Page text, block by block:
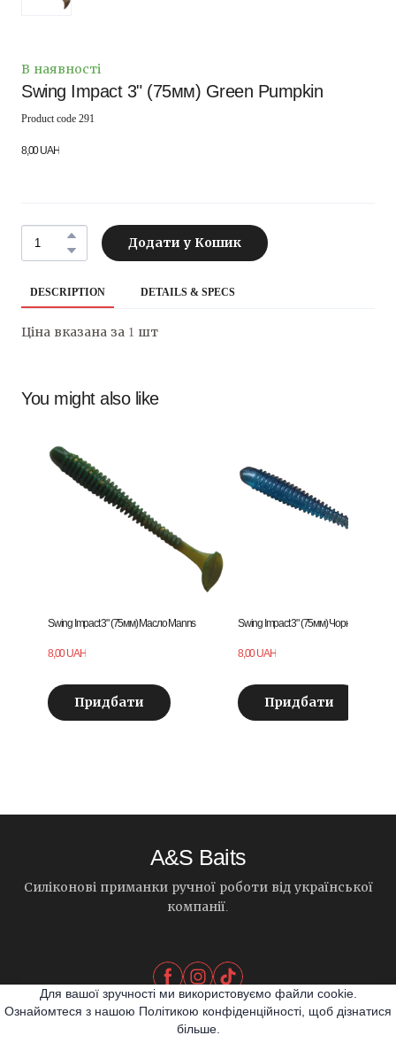
В наявності
Swing Impact 3" (75мм) Green Pumpkin
Product code 291
8,00 UAH
Додати у Кошик
DESCRIPTION DETAILS & SPECS
Ціна вказана за 1 шт
You might also like
Swing Impact 3" (75мм) Масло Manns
8,00 UAH
Придбати
Swing Impact 3" (75мм) Чорниця
8,00 UAH
Придбати
A&S Baits
Силіконові приманки ручної роботи від української
компанії.
Для вашої зручності ми використовуємо файли cookie.
Ознайомтеся з нашою Політикою конфіденційності, щоб дізнатися
більше.